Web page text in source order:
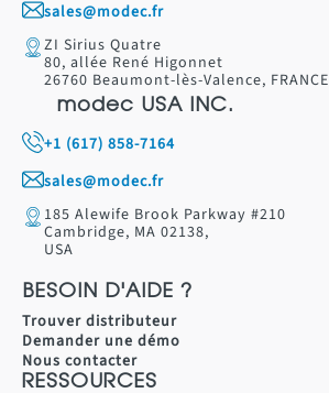
sales@modec.fr
ZI Sirius Quatre
80, allée René Higonnet
26760 Beaumont-lès-Valence, FRANCE
modec USA INC.
+1 (617) 858-7164
sales@modec.fr
185 Alewife Brook Parkway #210
Cambridge, MA 02138,
USA
BESOIN D'AIDE ?
Trouver distributeur
Demander une démo
Nous contacter
RESSOURCES